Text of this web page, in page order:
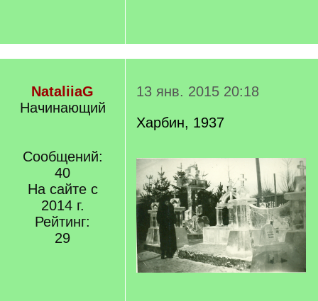
NataliiaG
Начинающий
Сообщений:
40
На сайте с
2014 г.
Рейтинг:
29
13 янв. 2015 20:18
Харбин, 1937